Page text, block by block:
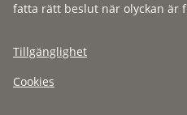
fatta rätt beslut när olyckan är
Tillgänglighet
Cookies